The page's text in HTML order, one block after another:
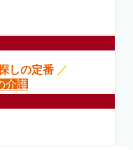
しの定番 ／
介護